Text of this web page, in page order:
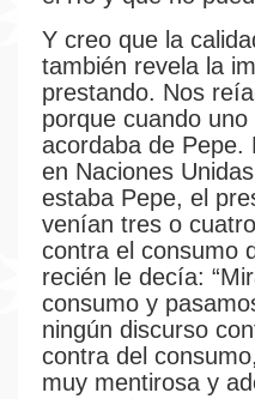
Y creo que la
también revela la
prestando. Nos
porque cuando
acordaba de Pepe.
en Naciones
estaba Pepe, el
venían tres o
contra el consumo
recién le decía:
consumo y
ningún discurso
contra del
muy mentirosa y